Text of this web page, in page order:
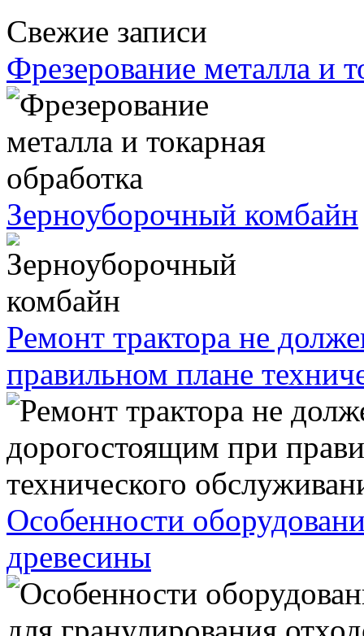
Свежие записи
Фрезерование металла и
Зерноуборочный комбайн
Ремонт трактора не
правильном плане
Особенности
древесины